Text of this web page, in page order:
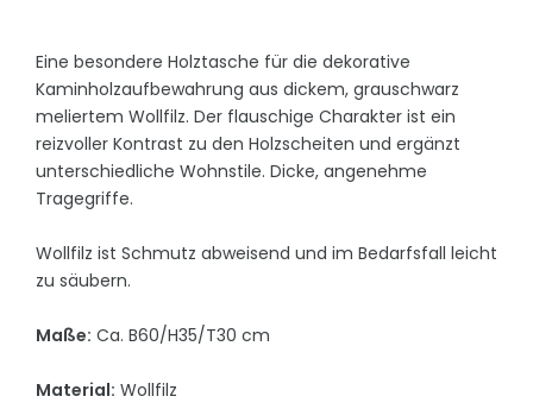
Eine besondere Holztasche für die dekorative
Kaminholzaufbewahrung aus dickem, grauschwarz
meliertem Wollfilz. Der flauschige Charakter ist ein
reizvoller Kontrast zu den Holzscheiten und ergänzt
unterschiedliche Wohnstile. Dicke, angenehme
Tragegriffe.
Wollfilz ist Schmutz abweisend und im Bedarfsfall leicht
zu säubern.
Maße: Ca. B60/H35/T30 cm
Material: Wollfilz